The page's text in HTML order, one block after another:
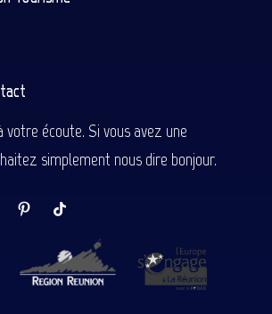
votre écoute. Si vous avez une
simplement nous dire bonjour.